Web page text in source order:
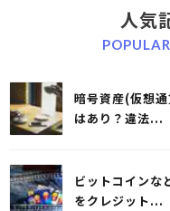
人気
暗号資産(仮想
はあり？違法...
ビットコインな
をクレジット...